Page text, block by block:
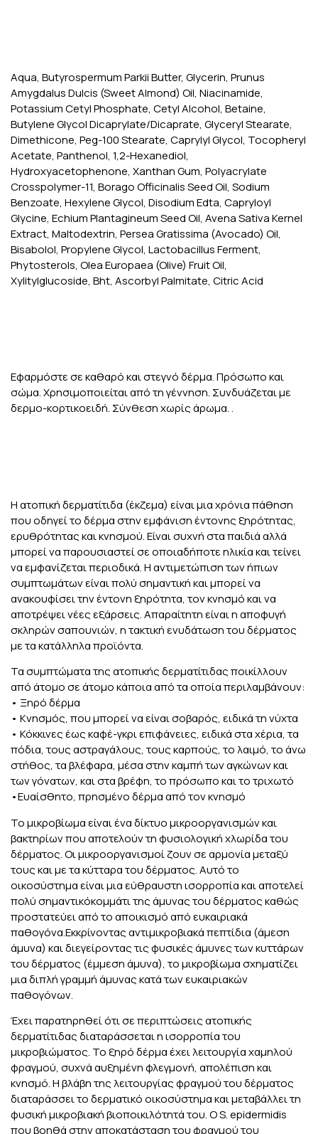
Aqua, Butyrospermum Parkii Butter, Glycerin, Prunus
Amygdalus Dulcis (Sweet Almond) Oil, Niacinamide,
Potassium Cetyl Phosphate, Cetyl Alcohol, Betaine,
Butylene Glycol Dicaprylate/Dicaprate, Glyceryl Stearate,
Dimethicone, Peg-100 Stearate, Caprylyl Glycol, Tocopheryl
Acetate, Panthenol, 1,2-Hexanediol,
Hydroxyacetophenone, Xanthan Gum, Polyacrylate
Crosspolymer-11, Borago Officinalis Seed Oil, Sodium
Benzoate, Hexylene Glycol, Disodium Edta, Capryloyl
Glycine, Echium Plantagineum Seed Oil, Avena Sativa Kernel
Extract, Maltodextrin, Persea Gratissima (Avocado) Oil,
Bisabolol, Propylene Glycol, Lactobacillus Ferment,
Phytosterols, Olea Europaea (Olive) Fruit Oil,
Xylitylglucoside, Bht, Ascorbyl Palmitate, Citric Acid
Εφαρμόστε σε καθαρό και στεγνό δέρμα. Πρόσωπο και
σώμα. Χρησιμοποιείται από τη γέννηση. Συνδυάζεται με
δερμο-κορτικοειδή. Σύνθεση χωρίς άρωμα. .
Η ατοπική δερματίτιδα (έκζεμα) είναι μια χρόνια πάθηση
που οδηγεί το δέρμα στην εμφάνιση έντονης ξηρότητας,
ερυθρότητας και κνησμού. Είναι συχνή στα παιδιά αλλά
μπορεί να παρουσιαστεί σε οποιαδήποτε ηλικία και τείνει
να εμφανίζεται περιοδικά. Η αντιμετώπιση των ήπιων
συμπτωμάτων είναι πολύ σημαντική και μπορεί να
ανακουφίσει την έντονη ξηρότητα, τον κνησμό και να
αποτρέψει νέες εξάρσεις. Απαραίτητη είναι η αποφυγή
σκληρών σαπουνιών, η τακτική ενυδάτωση του δέρματος
με τα κατάλληλα προϊόντα.
Τα συμπτώματα της ατοπικής δερματίτιδας ποικίλλουν
από άτομο σε άτομο κάποια από τα οποία περιλαμβάνουν:
• Ξηρό δέρμα
• Κνησμός, που μπορεί να είναι σοβαρός, ειδικά τη νύχτα
• Κόκκινες έως καφέ-γκρι επιφάνειες, ειδικά στα χέρια, τα
πόδια, τους αστραγάλους, τους καρπούς, το λαιμό, το άνω
στήθος, τα βλέφαρα, μέσα στην καμπή των αγκώνων και
των γόνατων, και στα βρέφη, το πρόσωπο και το τριχωτό
•Ευαίσθητο, πρησμένο δέρμα από τον κνησμό
Το μικροβίωμα είναι ένα δίκτυο μικροοργανισμών και
βακτηρίων που αποτελούν τη φυσιολογική χλωρίδα του
δέρματος. Οι μικροοργανισμοί ζουν σε αρμονία μεταξύ
τους και με τα κύτταρα του δέρματος. Αυτό το
οικοσύστημα είναι μια εύθραυστη ισορροπία και αποτελεί
πολύ σημαντικόκομμάτι της άμυνας του δέρματος καθώς
προστατεύει από το αποικισμό από ευκαιριακά
παθογόνα.Εκκρίνοντας αντιμικροβιακά πεπτίδια (άμεση
άμυνα) και διεγείροντας τις φυσικές άμυνες των κυττάρων
του δέρματος (έμμεση άμυνα), το μικροβίωμα σχηματίζει
μια διπλή γραμμή άμυνας κατά των ευκαιριακών
παθογόνων.
Έχει παρατηρηθεί ότι σε περιπτώσεις ατοπικής
δερματίτιδας διαταράσσεται η ισορροπία του
μικροβιώματος. Το ξηρό δέρμα έχει λειτουργία χαμηλού
φραγμού, συχνά αυξημένη φλεγμονή, απολέπιση και
κνησμό. Η βλάβη της λειτουργίας φραγμού του δέρματος
διαταράσσει το δερματικό οικοσύστημα και μεταβάλλει τη
φυσική μικροβιακή βιοποικιλότητά του. Ο S. epidermidis
που βοηθά στην αποκατάσταση του φραγμού του